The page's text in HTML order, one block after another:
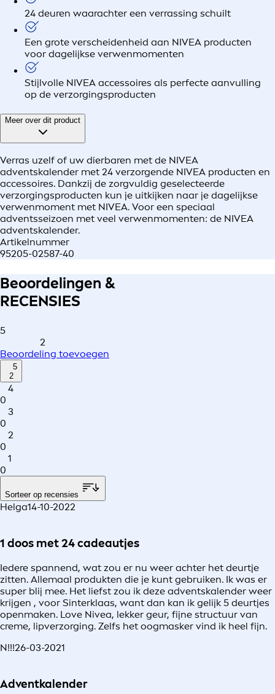
24 deuren waarachter een verrassing schuilt
Een grote verscheidenheid aan NIVEA producten
voor dagelijkse verwenmomenten
Stijlvolle NIVEA accessoires als perfecte aanvulling
op de verzorgingsproducten
Meer over dit product
Verras uzelf of uw dierbaren met de NIVEA
adventskalender met 24 verzorgende NIVEA producten en
accessoires. Dankzij de zorgvuldig geselecteerde
verzorgingsproducten kun je uitkijken naar je dagelijkse
verwenmoment met NIVEA. Voor een speciaal
adventsseizoen met veel verwenmomenten: de NIVEA
adventskalender.
Artikelnummer
95205-02587-40
Beoordelingen &
RECENSIES
5
2
Beoordeling toevoegen
5
2
4
0
3
0
2
0
1
0
Sorteer op recensies
Helga14-10-2022
1 doos met 24 cadeautjes
Iedere spannend, wat zou er nu weer achter het deurtje
zitten. Allemaal produkten die je kunt gebruiken. Ik was er
super blij mee. Het liefst zou ik deze adventskalender weer
krijgen , voor Sinterklaas, want dan kan ik gelijk 5 deurtjes
openmaken. Love Nivea, lekker geur, fijne structuur van
creme, lipverzorging. Zelfs het oogmasker vind ik heel fijn.
N!!!26-03-2021
Adventkalender